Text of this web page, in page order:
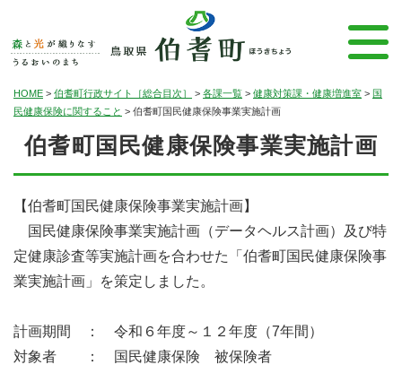
HOME > 伯耆町行政サイト［総合目次］ > 各課一覧 > 健康対策課・健康増進室 > 国
民健康保険に関すること > 伯耆町国民健康保険事業実施計画
伯耆町国民健康保険事業実施計画
【伯耆町国民健康保険事業実施計画】
国民健康保険事業実施計画（データヘルス計画）及び特
定健康診査等実施計画を合わせた「伯耆町国民健康保険事
業実施計画」を策定しました。
計画期間 ： 令和６年度～１２年度（7年間）
対象者 ： 国民健康保険 被保険者